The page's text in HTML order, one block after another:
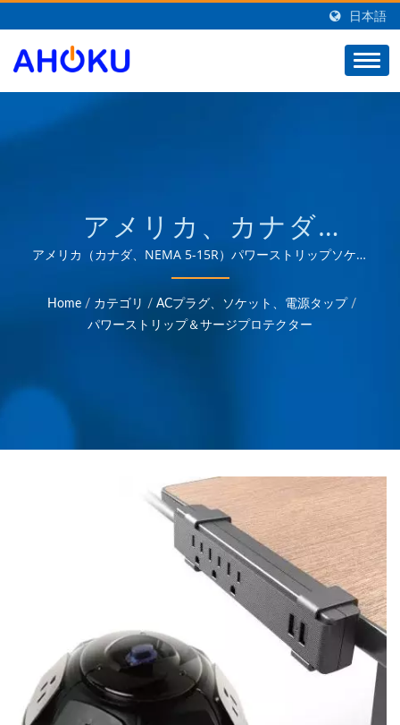
日本語
アメリカ、カナダ
（NEMA 5-15R）サージ
パワーストリップ台湾を
拠点とするAC電源サージ
サル旅行アダプター、コ
ンバーター、USB充電
器、ラックマウントPDU
のサプライヤー |
AHOKU ELECTRONIC
COMPANY
アメリカ（カナダ、NEMA 5-15R）パワーストリップソケッ
トサージプロテクター35年以上の信頼できるOEMおよび
ODMの経験を持ち、産業、通信、自動車、消費者市場など
のさまざまな分野における電力管理アプリケーションのニー
Home / カテゴリ / ACプラグ、ソケット、電源タップ /
パワーストリップ＆サージプロテクター